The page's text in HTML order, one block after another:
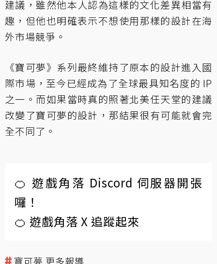
建議，雖然他本人認為這樣的文化差異相當有
趣，但他也明確表示不想使用那樣的設計在海
外市場競爭。
《寶可夢》系列最終維持了原本的設計進入國
際市場，至今已經成為了全球最具知名度的 IP
之一。而如果當時真的照著北美任天堂的建議
改變了寶可夢的設計，那結果很有可能就會完
全不同了。
🍊 遊戲角落 Discord 伺服器開張
囉！
🍊 遊戲角落 X 追蹤起來
寶可夢 更多報導